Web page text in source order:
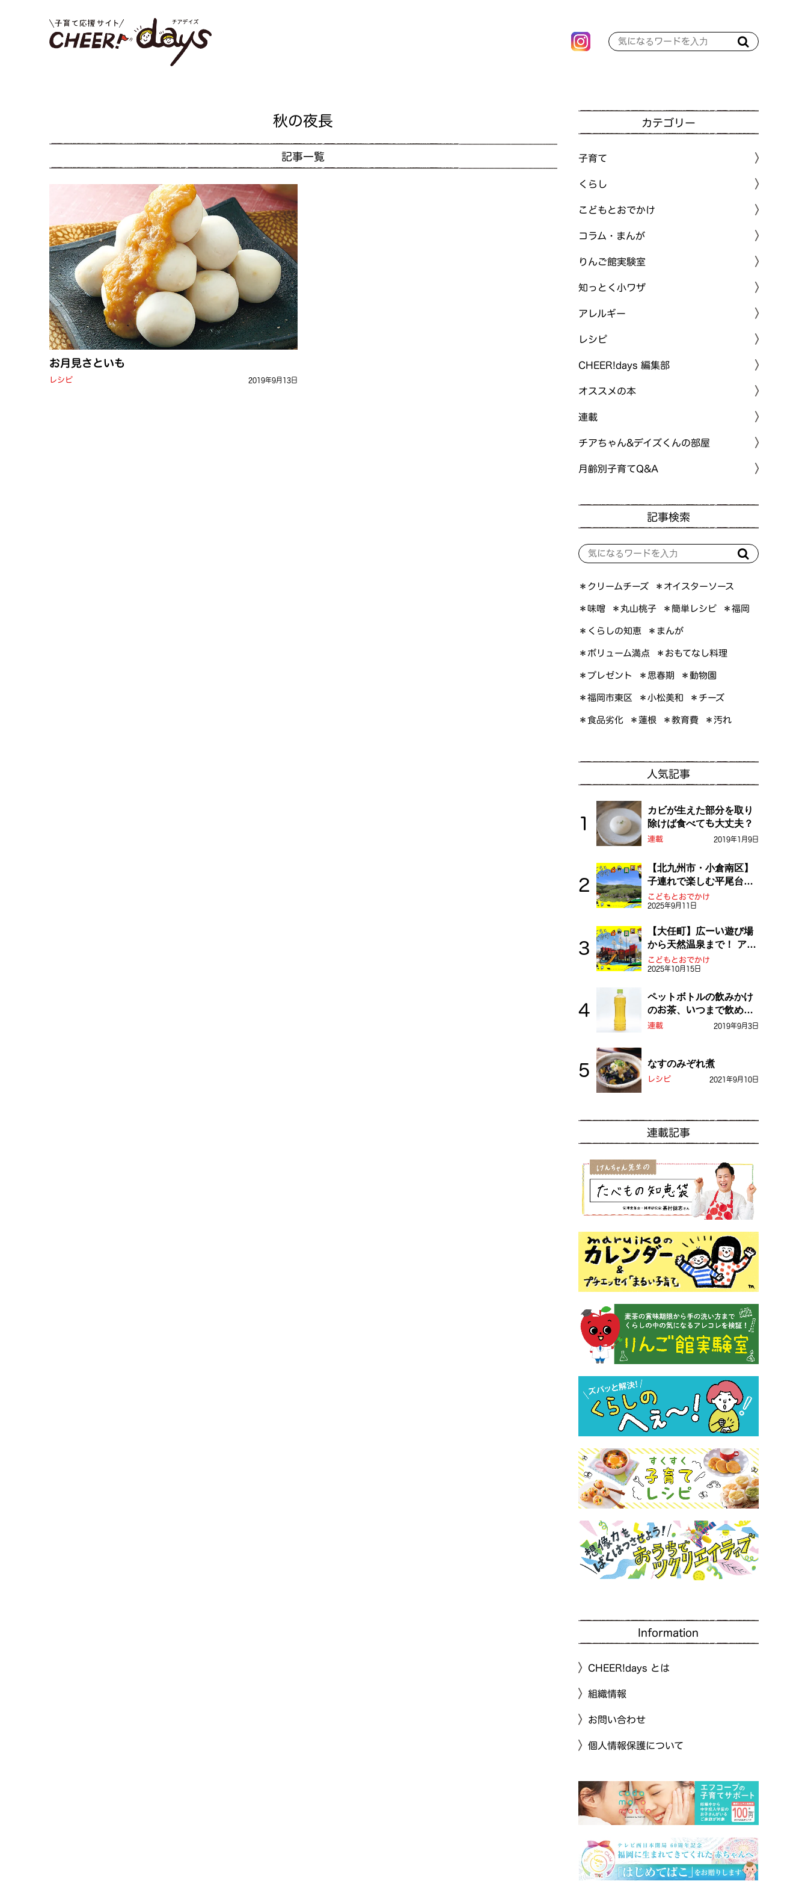
秋の夜長
記事一覧
お月見さといも
レシピ 2019年9月13日
カテゴリー
子育て
くらし
こどもとおでかけ
コラム・まんが
りんご館実験室
知っとく小ワザ
アレルギー
レシピ
CHEER!days 編集部
オススメの本
連載
チアちゃん&デイズくんの部屋
月齢別子育てQ&A
記事検索
＊クリームチーズ ＊オイスターソース
＊味噌 ＊丸山桃子 ＊簡単レシピ ＊福岡
＊くらしの知恵 ＊まんが
＊ボリューム満点 ＊おもてなし料理
＊プレゼント ＊思春期 ＊動物園
＊福岡市東区 ＊小松美和 ＊チーズ
＊食品劣化 ＊蓮根 ＊教育費 ＊汚れ
人気記事
カビが生えた部分を取り
除けば食べても大丈夫？
連載 2019年1月9日
【北九州市・小倉南区】
子連れで楽しむ平尾台！
ふしぎな草原や千仏鍾乳
洞を探検しよう！
こどもとおでかけ
2025年9月11日
【大任町】広ーい遊び場
から天然温泉まで！ アミ
ューズメントな道の駅・
おおとう桜街道
こどもとおでかけ
2025年10月15日
ペットボトルの飲みかけ
のお茶、いつまで飲め
る？
連載 2019年9月3日
なすのみぞれ煮
レシピ 2021年9月10日
連載記事
Information
CHEER!days とは
組織情報
お問い合わせ
個人情報保護について